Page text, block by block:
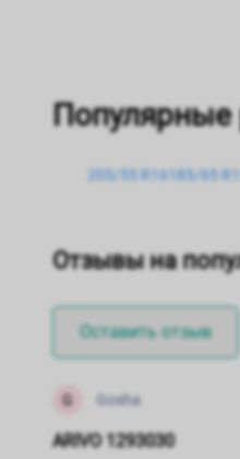
Популярные
205/55 R16 185/65 R15
Отзывы на
Оставить отзыв
G Gosha
ARIVO 1293030